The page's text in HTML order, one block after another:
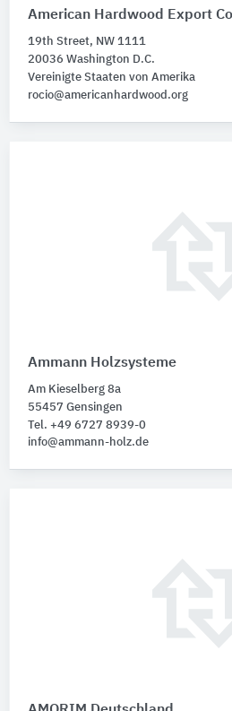
American Hardwood Export
19th Street, NW 1111
20036 Washington D.C.
Vereinigte Staaten von Amerika
rocio@americanhardwood.org
Ammann Holzsysteme
Am Kieselberg 8a
55457 Gensingen
Tel. +49 6727 8939-0
info@ammann-holz.de